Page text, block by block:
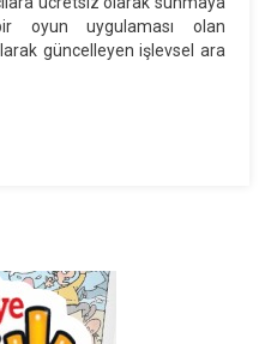
SınavBoard
Artık
oyun uygulaması olan
güncelleyen işlevsel ara